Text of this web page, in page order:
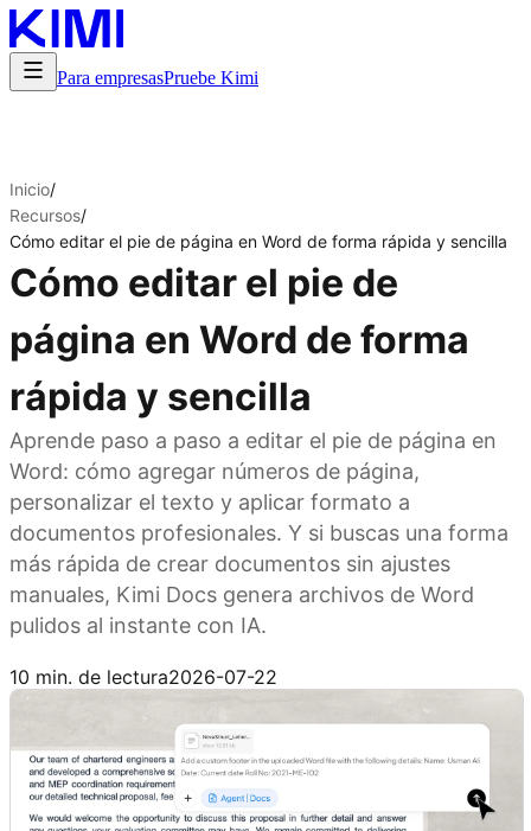
Para empresasPruebe Kimi
Inicio/
Recursos/
Cómo editar el pie de página en Word de forma rápida y sencilla
Cómo editar el pie de
página en Word de forma
rápida y sencilla
Aprende paso a paso a editar el pie de página en
Word: cómo agregar números de página,
personalizar el texto y aplicar formato a
documentos profesionales. Y si buscas una forma
más rápida de crear documentos sin ajustes
manuales, Kimi Docs genera archivos de Word
pulidos al instante con IA.
10 min. de lectura2026-07-22